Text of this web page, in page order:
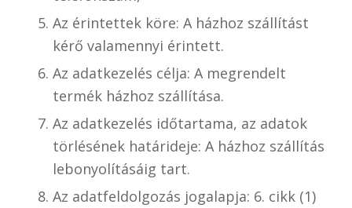
Az érintettek köre: A házhoz szállítást
kérő valamennyi érintett.
Az adatkezelés célja: A megrendelt
termék házhoz szállítása.
Az adatkezelés időtartama, az adatok
törlésének határideje: A házhoz szállítás
lebonyolításáig tart.
Az adatfeldolgozás jogalapja: 6. cikk (1)